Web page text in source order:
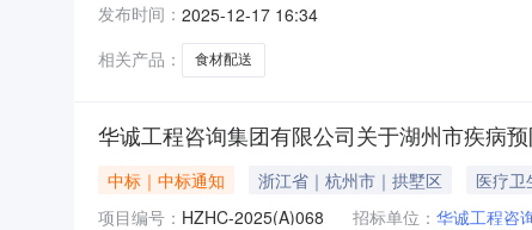
介组织比选，非依法必须招标项目，非政府采
食材包含：蔬菜、水
发布时间： 2025-12-17 16:34
相关产品：
食材配送
华诚工程咨询集团有限公司关于湖州市疾病
中标｜中标通知 浙江省｜杭州市｜拱墅区 医疗卫
项目编号： HZHC-2025(A)068 招标单位： 华诚工程咨